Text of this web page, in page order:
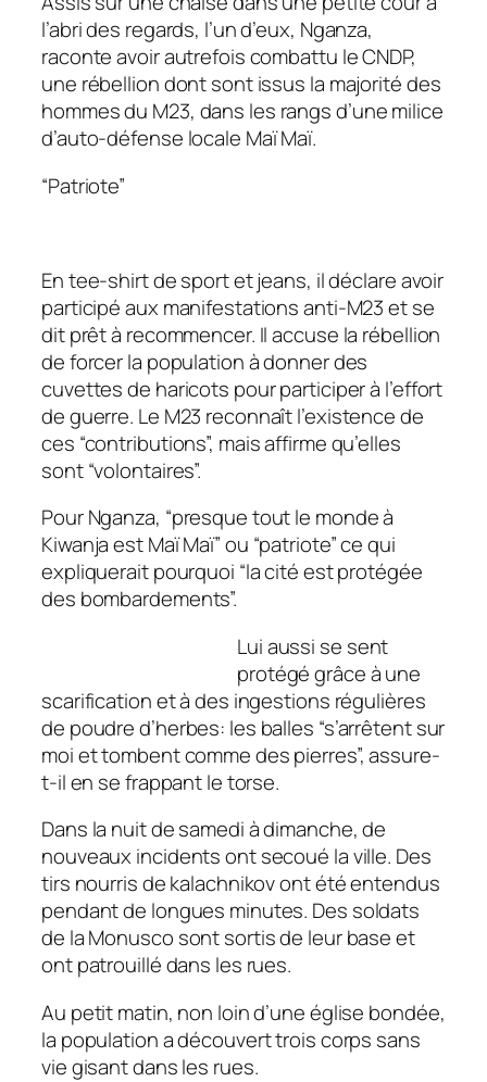
l’abri des regards, l’un d’eux, Nganza,
raconte avoir autrefois combattu le CNDP,
une rébellion dont sont issus la majorité des
hommes du M23, dans les rangs d’une milice
d’auto-défense locale Maï Maï.
“Patriote”
En tee-shirt de sport et jeans, il déclare avoir
participé aux manifestations anti-M23 et se
dit prêt à recommencer. Il accuse la rébellion
de forcer la population à donner des
cuvettes de haricots pour participer à l’effort
de guerre. Le M23 reconnaît l’existence de
ces “contributions”, mais affirme qu’elles
sont “volontaires”.
Pour Nganza, “presque tout le monde à
Kiwanja est Maï Maï” ou “patriote” ce qui
expliquerait pourquoi “la cité est protégée
des bombardements”.
Lui aussi se sent
protégé grâce à une
scarification et à des ingestions régulières
de poudre d’herbes: les balles “s’arrêtent sur
moi et tombent comme des pierres”, assure-
t-il en se frappant le torse.
Dans la nuit de samedi à dimanche, de
nouveaux incidents ont secoué la ville. Des
tirs nourris de kalachnikov ont été entendus
pendant de longues minutes. Des soldats
de la Monusco sont sortis de leur base et
ont patrouillé dans les rues.
Au petit matin, non loin d’une église bondée,
la population a découvert trois corps sans
vie gisant dans les rues.